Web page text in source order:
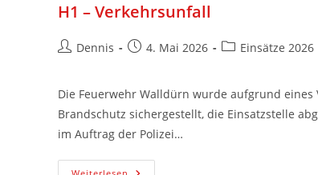
H1 – Verkehrsunfall
Dennis 4. Mai 2026 Einsätze 2026
Die Feuerwehr Walldürn wurde aufgrund
Brandschutz sichergestellt, die Einsatzstelle
im Auftrag der Polizei…